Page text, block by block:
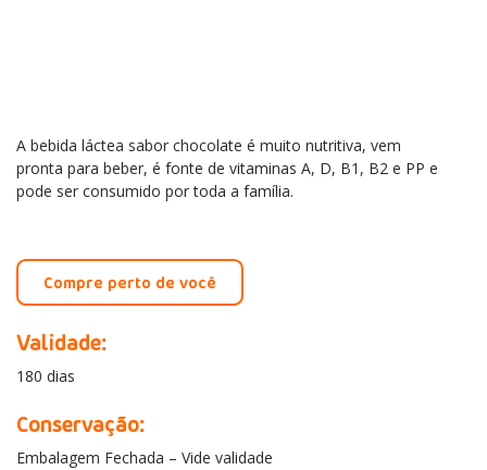
A bebida láctea sabor chocolate é muito nutritiva, vem
pronta para beber, é fonte de vitaminas A, D, B1, B2 e PP e
pode ser consumido por toda a família.
Compre perto de você
Validade:
180 dias
Conservação:
Embalagem Fechada – Vide validade